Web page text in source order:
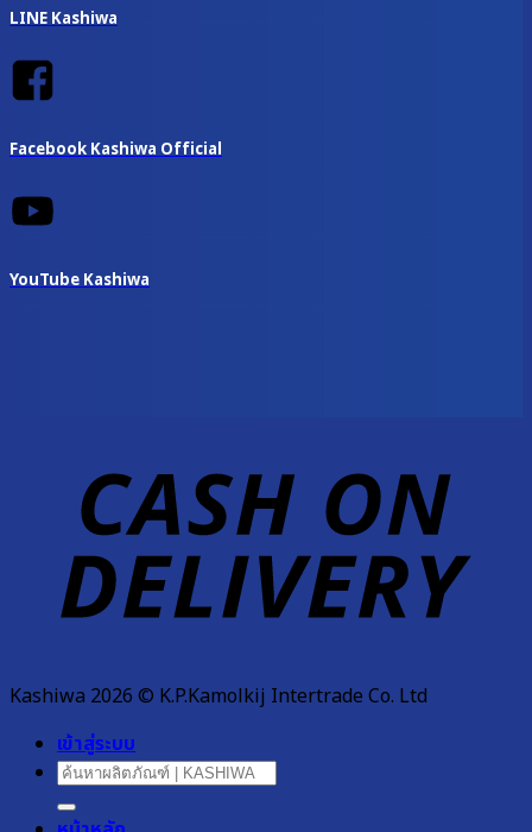
LINE Kashiwa
Facebook Kashiwa Official
YouTube Kashiwa
Kashiwa 2026 © K.P.Kamolkij Intertrade Co. Ltd
เข้าสู่ระบบ
ค้นหา: